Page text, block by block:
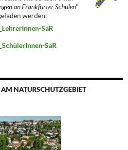
an Frankfurter Schulen"
werden:
SaR
SaR
NATURSCHUTZGEBIET